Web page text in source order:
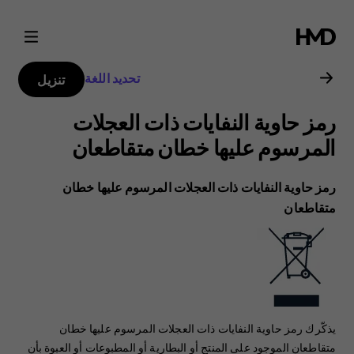
دليل
مستخدم
هاتف
Nokia
2.1
تحديد اللغة تنزيل
رمز حاوية النفايات ذات العجلات
المرسوم عليها خطان متقاطعان
رمز حاوية النفايات ذات العجلات المرسوم عليها خطان
متقاطعان
يذكّرك رمز حاوية النفايات ذات العجلات المرسوم عليها خطان
متقاطعان الموجود على المنتج أو البطارية أو المطبوعات أو العبوة بأن